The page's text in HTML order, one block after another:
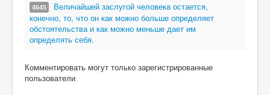
4645
Величайшей заслугой человека остается,
конечно, то, что он как можно больше определяет
обстоятельства и как можно меньше дает им
определять себя.
Комментировать могут только зарегистрированные
пользователи